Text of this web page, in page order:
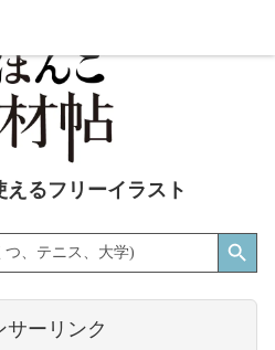
えるフリーイラスト
Search Button
サーリンク